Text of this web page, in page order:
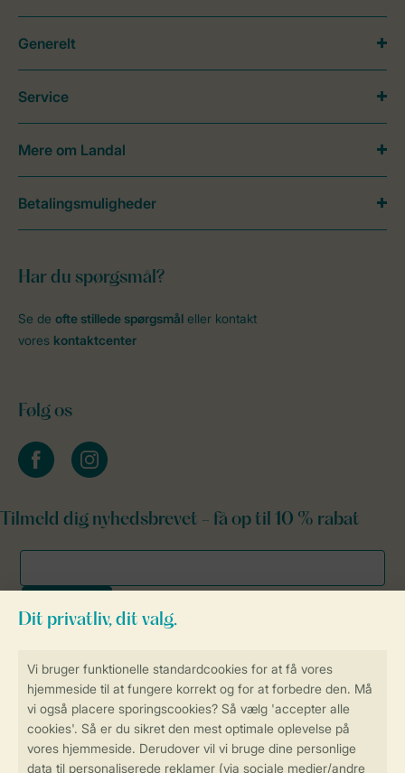
Sikker og hurtig online booking
Sikker datahåndtering
Har du spørgsmål?
Se de ofte stillede spørgsmål eller kontakt
vores kontaktcenter
Følg os
facebookinstagram
Tilmeld dig nyhedsbrevet - få op til 10 % rabat
Generelt
Service
Mere om Landal
Betalingsmuligheder